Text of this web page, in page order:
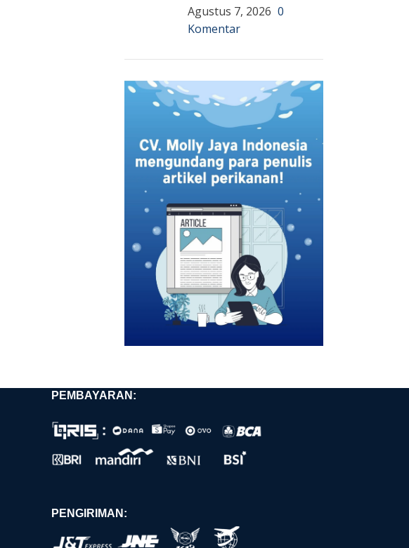
Agustus 7, 2026 0
Komentar
PEMBAYARAN:
PENGIRIMAN: